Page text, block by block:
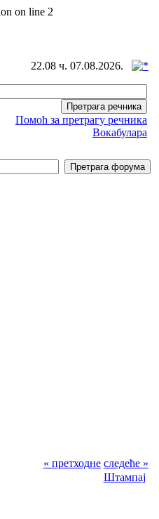
on line 2
22.08 ч. 07.08.2026.
Помоћ за претрагу речника
Вокабулара
« претходне следеће »
Штампај